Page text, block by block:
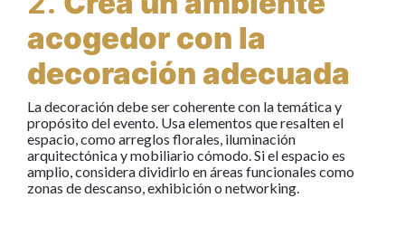
acogedor con la
decoración adecuada
La decoración debe ser coherente con la temática y
propósito del evento. Usa elementos que resalten el
espacio, como arreglos florales, iluminación
arquitectónica y mobiliario cómodo. Si el espacio es
amplio, considera dividirlo en áreas funcionales como
zonas de descanso, exhibición o networking.